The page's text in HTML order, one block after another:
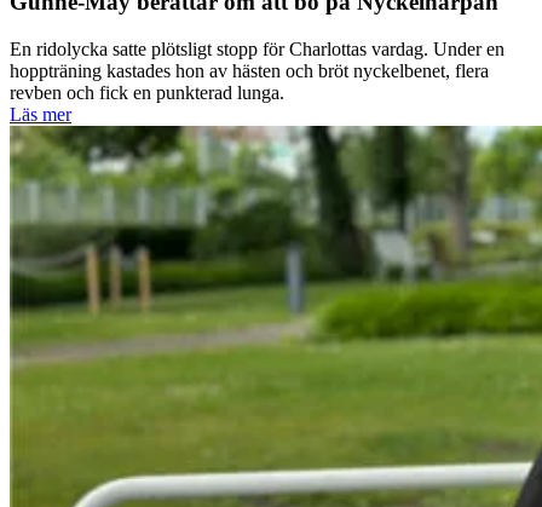
En ridolycka satte plötsligt stopp för Charlottas vardag. Under en
hoppträning kastades hon av hästen och bröt nyckelbenet, flera
revben och fick en punkterad lunga.
Läs mer